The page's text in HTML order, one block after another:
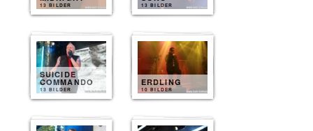
13 BILDER 13 BILDER
SUICIDE
COMMANDO
13 BILDER
ERDLING
10 BILDER